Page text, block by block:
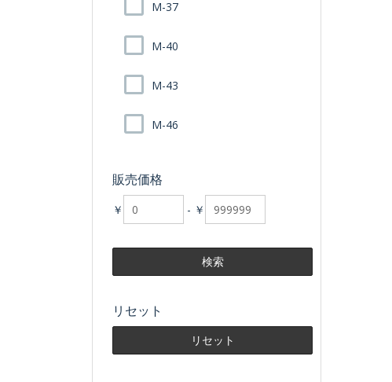
M-37
M-40
M-43
M-46
販売価格
￥ - ￥
リセット